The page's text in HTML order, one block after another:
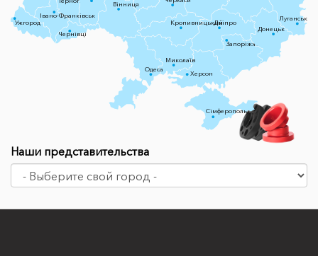
Сімферополь
Дніпро
Кропивницький
Запоріжжя
Херсон
Донецьк
Луганськ
Ужгород
Чернівці
Вінниця
Івано-Франківськ
Миколаїв
Одеса
Наши представительства